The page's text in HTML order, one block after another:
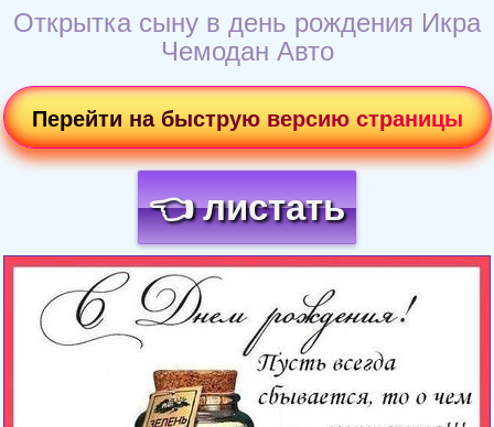
Открытка сыну в день рождения Икра
Чемодан Авто
Перейти на быструю версию страницы
👈 листать
Загрузка картинки...